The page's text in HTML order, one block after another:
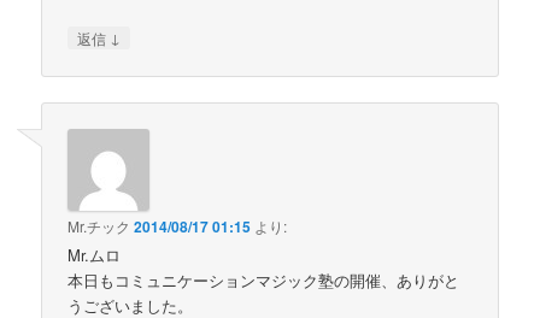
返信 ↓
Mr.チック 2014/08/17 01:15 より:
Mr.ムロ
本日もコミュニケーションマジック塾の開催、ありがと
うございました。